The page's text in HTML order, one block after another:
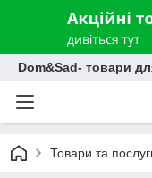
Dom&Sad- товари
Товари та